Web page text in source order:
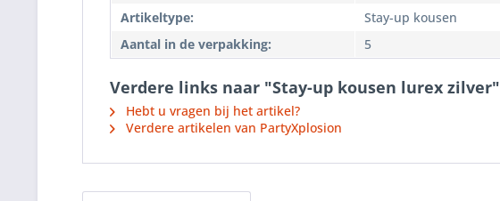
Artikeltype:
Stay-up kousen
Aantal in de verpakking:
5
Verdere links naar "Stay-up kousen lurex zilver"
Hebt u vragen bij het artikel?
Verdere artikelen van PartyXplosion